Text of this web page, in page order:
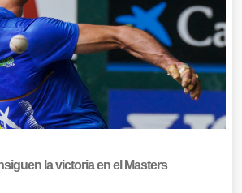
la victoria en el Masters